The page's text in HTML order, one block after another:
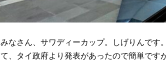
みなさん、サワディーカップ。しげりんです
て、タイ政府より発表があったので簡単です